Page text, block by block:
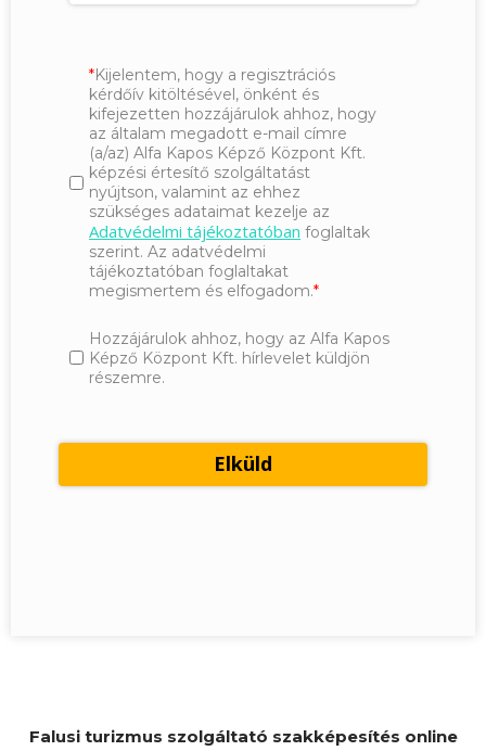
Kijelentem, hogy a regisztrációs
kérdőív kitöltésével, önként és
kifejezetten hozzájárulok ahhoz, hogy
az általam megadott e-mail címre
(a/az) Alfa Kapos Képző Központ Kft.
képzési értesítő szolgáltatást
nyújtson, valamint az ehhez
szükséges adataimat kezelje az
Adatvédelmi tájékoztatóban foglaltak
szerint. Az adatvédelmi
tájékoztatóban foglaltakat
megismertem és elfogadom.
Hozzájárulok ahhoz, hogy az Alfa Kapos
Képző Központ Kft. hírlevelet küldjön
részemre.
Falusi turizmus szolgáltató szakképesítés online